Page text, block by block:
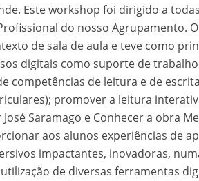
Este workshop foi dirigido a
do nosso Agrupamento.
de sala de aula e teve como
digitais como suporte de
competências de leitura e de
promover a leitura
Saramago e Conhecer a obra
aos alunos experiências de
impactantes, inovadoras,
de diversas ferramentas